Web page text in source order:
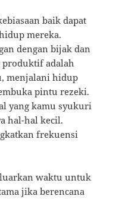
baik dapat
mereka.
dengan bijak dan
produktif adalah
menjalani hidup
pintu rezeki.
yang kamu syukuri
hal-hal kecil.
frekuensi
waktu untuk
jika berencana